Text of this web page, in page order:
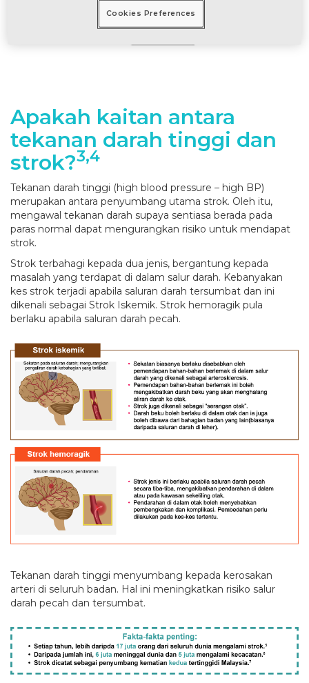
Apakah kaitan antara
tekanan darah tinggi dan
strok?3,4
Tekanan darah tinggi (high blood pressure – high BP)
merupakan antara penyumbang utama strok. Oleh itu,
mengawal tekanan darah supaya sentiasa berada pada
paras normal dapat mengurangkan risiko untuk mendapat
strok.
Strok terbahagi kepada dua jenis, bergantung kepada
masalah yang terdapat di dalam salur darah. Kebanyakan
kes strok terjadi apabila saluran darah tersumbat dan ini
dikenali sebagai Strok Iskemik. Strok hemoragik pula
berlaku apabila saluran darah pecah.
Tekanan darah tinggi menyumbang kepada kerosakan
arteri di seluruh badan. Hal ini meningkatkan risiko salur
darah pecah dan tersumbat.
Cookies Preferences